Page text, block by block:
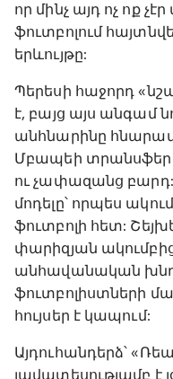
որ մինչ այդ ոչ ոք
ֆուտբոլում
երևույթը:
Պերեսի հաջորդ
է, բայց այս անգամ
անհնարինը
Մբապեի
ու չափազանց
մոդելը՝ որպես
ֆուտբոլի հետ:
փարիզյան
անհավանական
ֆուտբոլիստների
հույսեր է կապում:
Այդուհանդերձ՝
լավատեսությամբ է